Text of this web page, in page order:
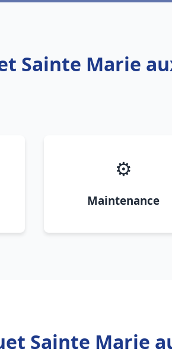
Sainte Marie
⚙️
Maintenance
Sainte Marie